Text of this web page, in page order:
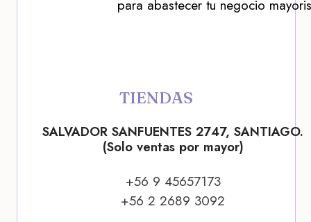
para abastecer tu negocio
TIENDAS
SALVADOR SANFUENTES 2747, SANTIAGO.
(Solo ventas por mayor)
+56 9 45657173
+56 2 2689 3092